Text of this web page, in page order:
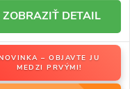
DETAIL
– OBJAVTE JU
MEDZI PRVÝMI!